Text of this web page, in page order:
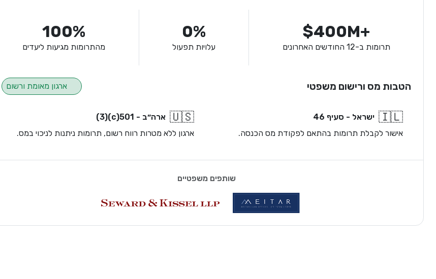
$400M+
תרומות ב-12 החודשים האחרונים
0%
עלויות תפעול
100%
מהתרומות מגיעות ליעדים
הטבות מס ורישום משפטי ארגון מאומת ורשום
🇮🇱 ישראל - סעיף 46
אישור לקבלת תרומות בהתאם לפקודת מס הכנסה.
🇺🇸 ארה״ב - 501(c)(3)
ארגון ללא מטרות רווח רשום, תרומות ניתנות לניכוי במס.
שותפים משפטיים